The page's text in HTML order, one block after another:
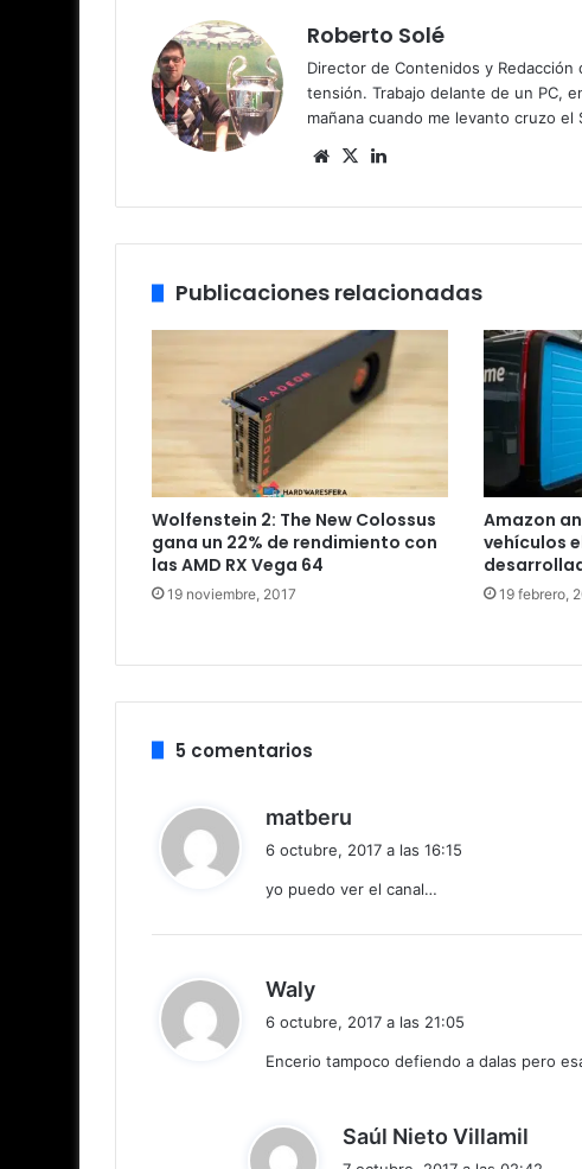
Roberto Solé
Director de Contenidos y
tensión. Trabajo delante de un PC,
mañana cuando me levanto cruzo
Siti
we
b
X
dIn
Publicaciones relacionadas
Wolfenstein 2: The New Colossus
gana un 22% de rendimiento con
las AMD RX Vega 64
19 noviembre, 2017
Amazon
vehículos
19 febrero,
5 comentarios
matberu
e
6 octubre, 2017 a las 16:15
yo puedo ver el canal…
Waly
e
6 octubre, 2017 a las 21:05
Encerio tampoco defiendo a dalas pero
Saúl Nieto Villamil